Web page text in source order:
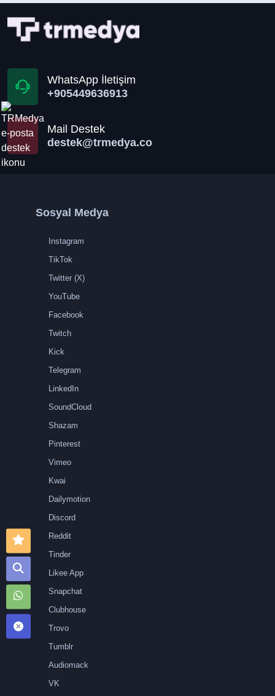
WhatsApp İletişim
+905449636913
Mail Destek
destek@trmedya.co
Sosyal Medya
Instagram
TikTok
Twitter (X)
YouTube
Facebook
Twitch
Kick
Telegram
LinkedIn
SoundCloud
Shazam
Pinterest
Vimeo
Kwai
Dailymotion
Discord
Reddit
Tinder
Likee App
Snapchat
Clubhouse
Trovo
Tumblr
Audiomack
VK